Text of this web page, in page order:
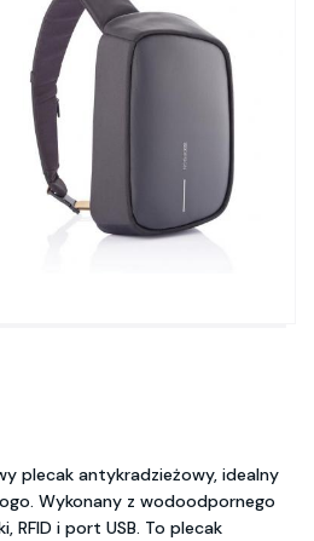
plecak antykradzieżowy, idealny
Wykonany z wodoodpornego
RFID i port USB. To plecak